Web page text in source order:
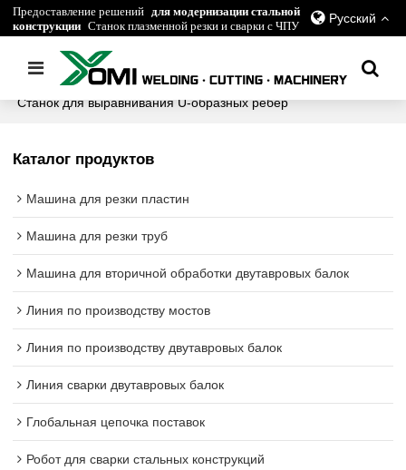
Предоставление решений для модернизации стальной
конструкции Станок плазменной резки и сварки с ЧПУ Русский
Главная / все / Линия по производству мостов /
Станок для выравнивания U-образных ребер
Каталог продуктов
Машина для резки пластин
Машина для резки труб
Машина для вторичной обработки двутавровых балок
Линия по производству мостов
Линия по производству двутавровых балок
Линия сварки двутавровых балок
Глобальная цепочка поставок
Робот для сварки стальных конструкций